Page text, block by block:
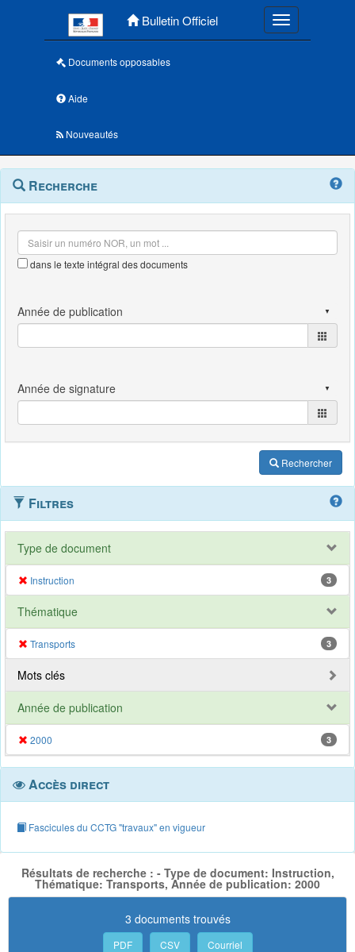
Bulletin Officiel Toggle
Documents opposables
Aide
Nouveautés
Navigation
outils
Menu
contextuel
Recherche
dans le texte intégral des documents
Rechercher
Filtres
Type de document
Instruction 3
Thématique
Transports 3
Mots clés
Année de publication
2000 3
Accès direct
Fascicules du CCTG "travaux" en vigueur
Résultats de recherche : - Type de document: Instruction,
Thématique: Transports, Année de publication: 2000
3 documents trouvés
PDF CSV Courriel